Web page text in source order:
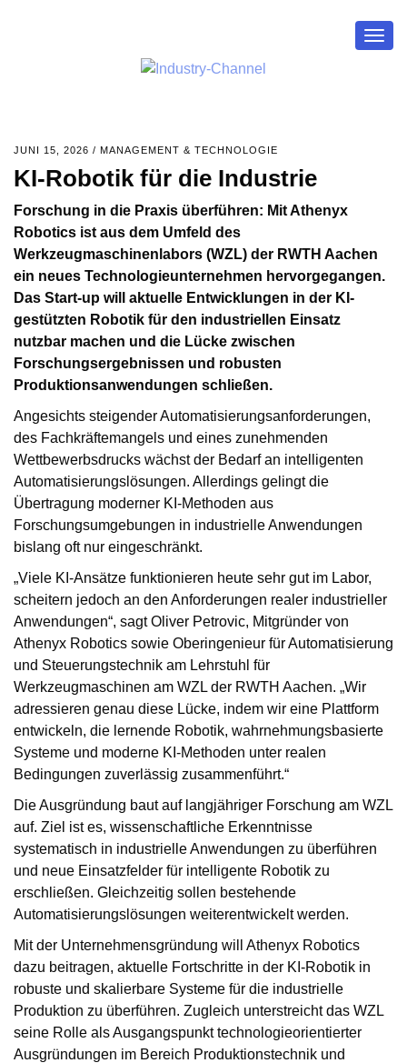
JUNI 15, 2026 / MANAGEMENT & TECHNOLOGIE
KI-Robotik für die Industrie
Forschung in die Praxis überführen: Mit Athenyx
Robotics ist aus dem Umfeld des
Werkzeugmaschinenlabors (WZL) der RWTH Aachen
ein neues Technologieunternehmen hervorgegangen.
Das Start-up will aktuelle Entwicklungen in der KI-
gestützten Robotik für den industriellen Einsatz
nutzbar machen und die Lücke zwischen
Forschungsergebnissen und robusten
Produktionsanwendungen schließen.
Angesichts steigender Automatisierungsanforderungen,
des Fachkräftemangels und eines zunehmenden
Wettbewerbsdrucks wächst der Bedarf an intelligenten
Automatisierungslösungen. Allerdings gelingt die
Übertragung moderner KI-Methoden aus
Forschungsumgebungen in industrielle Anwendungen
bislang oft nur eingeschränkt.
„Viele KI-Ansätze funktionieren heute sehr gut im Labor,
scheitern jedoch an den Anforderungen realer industrieller
Anwendungen“, sagt Oliver Petrovic, Mitgründer von
Athenyx Robotics sowie Oberingenieur für Automatisierung
und Steuerungstechnik am Lehrstuhl für
Werkzeugmaschinen am WZL der RWTH Aachen. „Wir
adressieren genau diese Lücke, indem wir eine Plattform
entwickeln, die lernende Robotik, wahrnehmungsbasierte
Systeme und moderne KI-Methoden unter realen
Bedingungen zuverlässig zusammenführt.“
Die Ausgründung baut auf langjähriger Forschung am WZL
auf. Ziel ist es, wissenschaftliche Erkenntnisse
systematisch in industrielle Anwendungen zu überführen
und neue Einsatzfelder für intelligente Robotik zu
erschließen. Gleichzeitig sollen bestehende
Automatisierungslösungen weiterentwickelt werden.
Mit der Unternehmensgründung will Athenyx Robotics
dazu beitragen, aktuelle Fortschritte in der KI-Robotik in
robuste und skalierbare Systeme für die industrielle
Produktion zu überführen. Zugleich unterstreicht das WZL
seine Rolle als Ausgangspunkt technologieorientierter
Ausgründungen im Bereich Produktionstechnik und